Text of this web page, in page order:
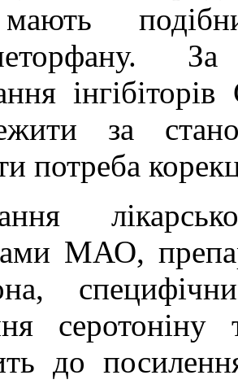
за
потреба
МАО,
до